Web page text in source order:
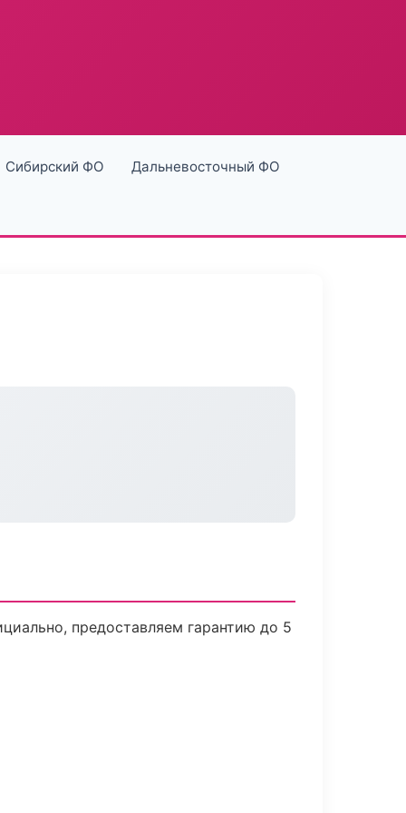
Сибирский ФО Дальневосточный ФО
предоставляем гарантию до 5